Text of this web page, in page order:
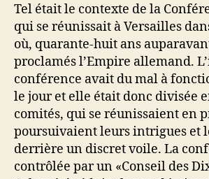
Tel était le contexte de la
qui se réunissait à Versailles
où, quarante-huit ans
proclamés l’Empire allemand.
conférence avait du mal à
le jour et elle était donc divisée
comités, qui se réunissaient en
poursuivaient leurs intrigues et
derrière un discret voile. La
contrôlée par un «Conseil des